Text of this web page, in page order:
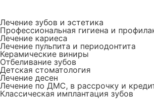
Лечение зубов и эстетика
Профессиональная гигиена и
Лечение кариеса
Лечение пульпита и периодонтита
Керамические виниры
Отбеливание зубов
Детская стоматология
Лечение десен
Лечение по ДМС, в рассрочку и
Классическая имплантация зубов